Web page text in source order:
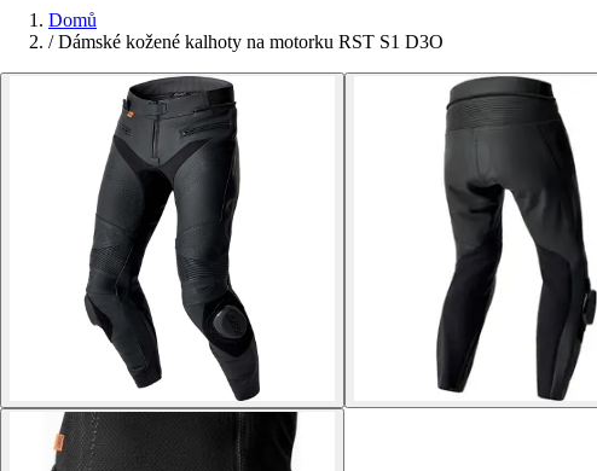
Domů
/ Dámské kožené kalhoty na motorku RST S1 D3O